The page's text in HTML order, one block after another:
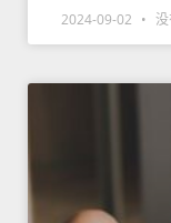
2024-09-02